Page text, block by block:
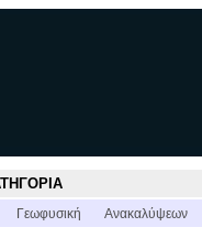
Γεωφυσική Ανακαλύψεων